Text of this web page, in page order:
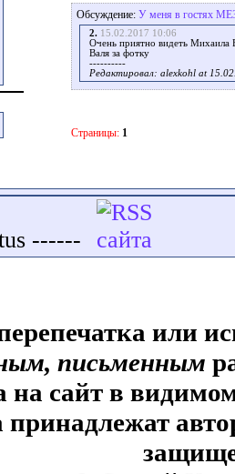
Обсуждение: У меня в гостях
2. 15.02.2017 10:06
Очень приятно видеть Михаила
Валя за фотку
----------
Редактировал: alexkohl at
Страницы: 1
------
или
письменным
на сайт в
принадлежат